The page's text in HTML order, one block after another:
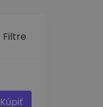
Filtre
Kúpiť